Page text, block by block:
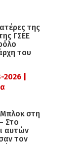
της
ΓΣΕΕ
του
|
στη
Στο
αυτών
τον